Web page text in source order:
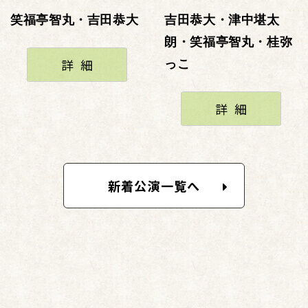
笑福亭智丸・吉田恭大
詳細
吉田恭大・津中堪太
朗・笑福亭智丸・桂弥
っこ
詳細
新着公演一覧へ